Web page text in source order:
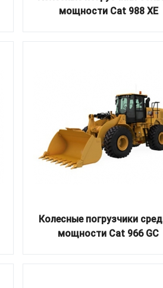
мощности Cat 988 XE
Колесные погрузчики
мощности Cat 966 GC